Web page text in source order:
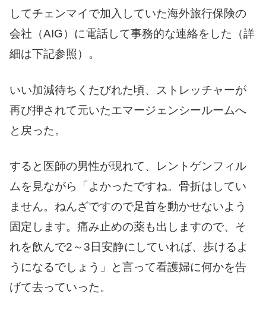
してチェンマイで加入していた海外旅行保険の
会社（AIG）に電話して事務的な連絡をした（詳
細は下記参照）。
いい加減待ちくたびれた頃、ストレッチャーが
再び押されて元いたエマージェンシールームへ
と戻った。
すると医師の男性が現れて、レントゲンフィル
ムを見ながら「よかったですね。骨折はしてい
ません。ねんざですので足首を動かせないよう
固定します。痛み止めの薬も出しますので、そ
れを飲んで2～3日安静にしていれば、歩けるよ
うになるでしょう」と言って看護婦に何かを告
げて去っていった。